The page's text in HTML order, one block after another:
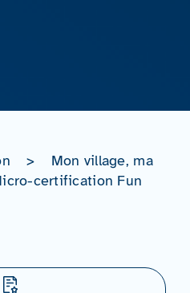
>
Mon village, ma
certification Fun